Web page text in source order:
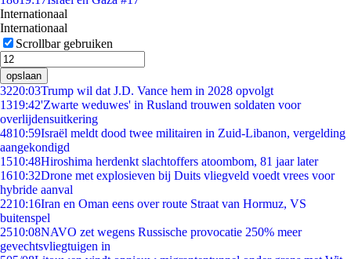
Internationaal
Internationaal
Scrollbar gebruiken
opslaan
3220:03Trump wil dat J.D. Vance hem in 2028 opvolgt
1319:42'Zwarte weduwes' in Rusland trouwen soldaten voor
overlijdensuitkering
4810:59Israël meldt dood twee militairen in Zuid-Libanon, vergelding
aangekondigd
1510:48Hiroshima herdenkt slachtoffers atoombom, 81 jaar later
1610:32Drone met explosieven bij Duits vliegveld voedt vrees voor
hybride aanval
2210:16Iran en Oman eens over route Straat van Hormuz, VS
buitenspel
2510:08NAVO zet wegens Russische provocatie 250% meer
gevechtsvliegtuigen in